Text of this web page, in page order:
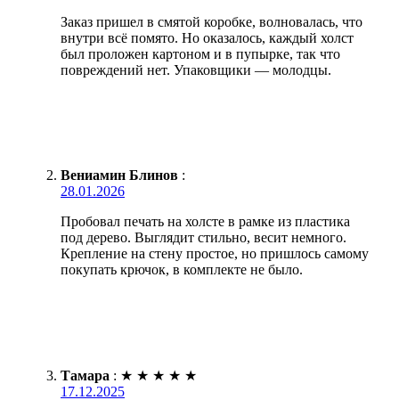
Заказ пришел в смятой коробке, волновалась, что
внутри всё помято. Но оказалось, каждый холст
был проложен картоном и в пупырке, так что
повреждений нет. Упаковщики — молодцы.
Вениамин Блинов :
28.01.2026
Пробовал печать на холсте в рамке из пластика
под дерево. Выглядит стильно, весит немного.
Крепление на стену простое, но пришлось самому
покупать крючок, в комплекте не было.
Тамара : ★ ★ ★ ★ ★
17.12.2025